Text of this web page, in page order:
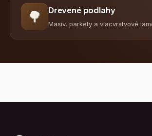
🌳 Drevené podlahy
Masív, parkety a viacvrstvové